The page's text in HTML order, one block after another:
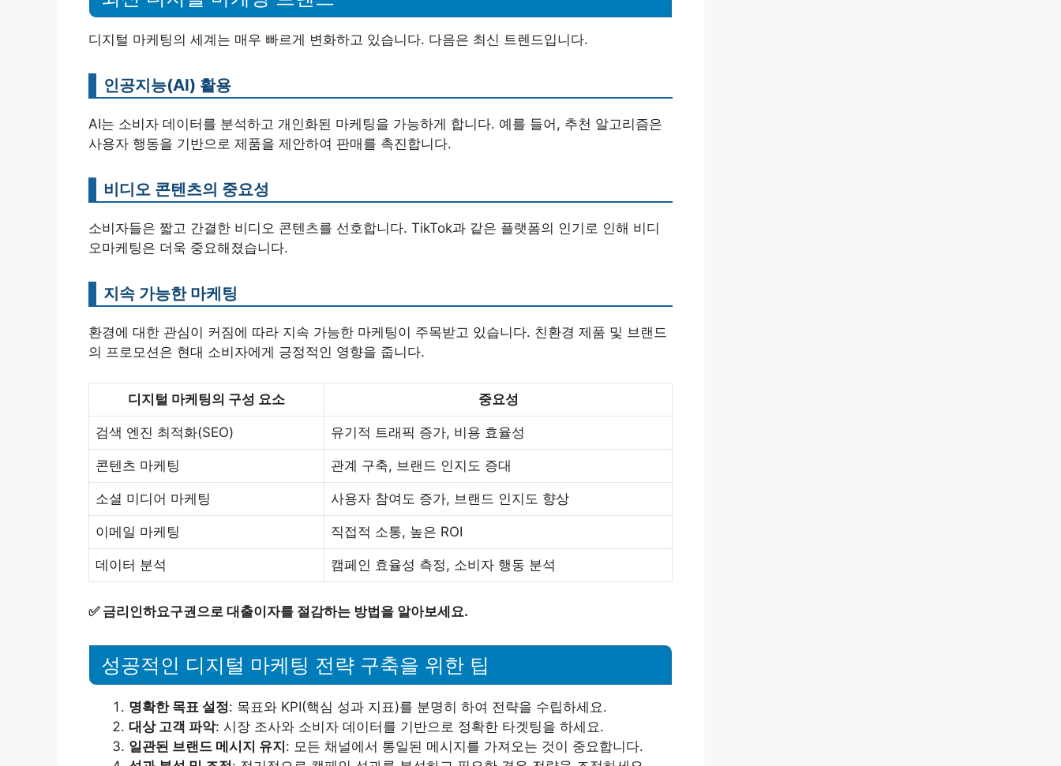
디지털 마케팅의 세계는 매우 빠르게 변화하고 있습니다. 다음은 최신 트렌드입니다.
인공지능(AI) 활용
AI는 소비자 데이터를 분석하고 개인화된 마케팅을 가능하게 합니다. 예를 들어, 추천 알고리즘은
사용자 행동을 기반으로 제품을 제안하여 판매를 촉진합니다.
비디오 콘텐츠의 중요성
소비자들은 짧고 간결한 비디오 콘텐츠를 선호합니다. TikTok과 같은 플랫폼의 인기로 인해 비디
오마케팅은 더욱 중요해졌습니다.
지속 가능한 마케팅
환경에 대한 관심이 커짐에 따라 지속 가능한 마케팅이 주목받고 있습니다. 친환경 제품 및 브랜드
의 프로모션은 현대 소비자에게 긍정적인 영향을 줍니다.
디지털 마케팅의 구성 요소 중요성
검색 엔진 최적화(SEO) 유기적 트래픽 증가, 비용 효율성
콘텐츠 마케팅 관계 구축, 브랜드 인지도 증대
소셜 미디어 마케팅 사용자 참여도 증가, 브랜드 인지도 향상
이메일 마케팅 직접적 소통, 높은 ROI
데이터 분석 캠페인 효율성 측정, 소비자 행동 분석
✅ 금리인하요구권으로 대출이자를 절감하는 방법을 알아보세요.
성공적인 디지털 마케팅 전략 구축을 위한 팁
명확한 목표 설정: 목표와 KPI(핵심 성과 지표)를 분명히 하여 전략을 수립하세요.
대상 고객 파악: 시장 조사와 소비자 데이터를 기반으로 정확한 타겟팅을 하세요.
일관된 브랜드 메시지 유지 : 모든 채널에서 통일된 메시지를 가져오는 것이 중요합니다.